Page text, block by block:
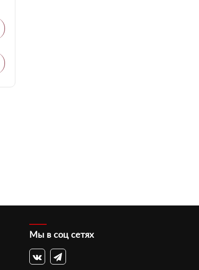
Мы в соц сетях